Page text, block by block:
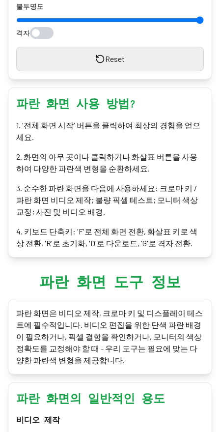
불투명도
격자
Reset
파란 화면 사용 방법?
1. '전체 화면 시작' 버튼을 클릭하여 최상의 경험을 얻으
세요.
2. 화면의 아무 곳이나 클릭하거나 화살표 버튼을 사용
하여 다양한 파란색 변형을 순환하세요.
3. 순수한 파란 화면을 다음에 사용하세요: 크로마 키 /
파란 화면 비디오 제작; 불량 픽셀 테스트; 모니터 색상
교정; 사진 및 비디오 배경.
4. 키보드 단축키: 'F'로 전체 화면 전환, 화살표 키로 색
상 전환, 'R'로 초기화, 'D'로 다운로드, 'G'로 격자 전환.
파란 화면 도구 정보
파란 화면은 비디오 제작, 크로마 키 및 디스플레이 테스
트에 필수적입니다. 비디오 편집을 위한 단색 파란 배경
이 필요하거나, 픽셀 결함을 확인하거나, 모니터의 색상
정확도를 교정해야 할 때 - 우리 도구는 필요에 맞는 다
양한 파란색 변형을 제공합니다.
파란 화면의 일반적인 용도
비디오 제작